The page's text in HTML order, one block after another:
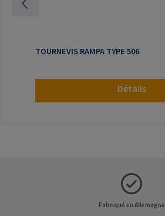
TOURNEVIS RAMPA TYPE 506
Détails
Fabriqué en Allemagne